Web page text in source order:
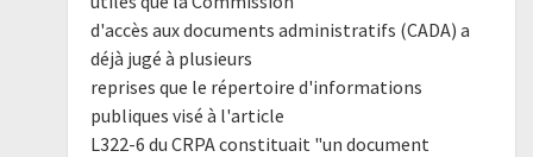
d'accès aux documents administratifs (CADA) a
déjà jugé à plusieurs
reprises que le répertoire d'informations
publiques visé à l'article
L322-6 du CRPA constituait "un document